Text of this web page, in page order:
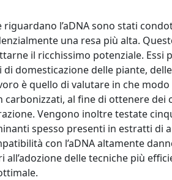
l’aDNA sono stati
una resa più alta.
il ricchissimo potenziale.
domesticazione delle piante,
è quello di valutare in che
carbonizzati, al fine di ottenere
Vengono inoltre testate
spesso presenti in estratti di
con l’aDNA altamente
delle tecniche più